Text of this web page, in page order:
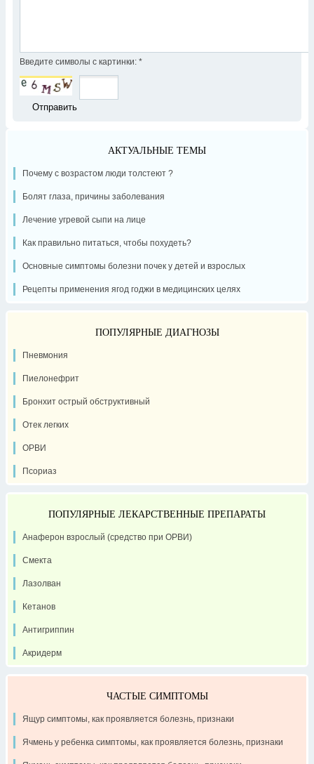
Введите символы с картинки: *
АКТУАЛЬНЫЕ ТЕМЫ
Почему с возрастом люди толстеют ?
Болят глаза, причины заболевания
Лечение угревой сыпи на лице
Как правильно питаться, чтобы похудеть?
Основные симптомы болезни почек у детей и взрослых
Рецепты применения ягод годжи в медицинских целях
ПОПУЛЯРНЫЕ ДИАГНОЗЫ
Пневмония
Пиелонефрит
Бронхит острый обструктивный
Отек легких
ОРВИ
Псориаз
ПОПУЛЯРНЫЕ ЛЕКАРСТВЕННЫЕ ПРЕПАРАТЫ
Анаферон взрослый (средство при ОРВИ)
Смекта
Лазолван
Кетанов
Антигриппин
Акридерм
ЧАСТЫЕ СИМПТОМЫ
Ящур симптомы, как проявляется болезнь, признаки
Ячмень у ребенка симптомы, как проявляется болезнь, признаки